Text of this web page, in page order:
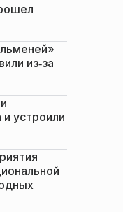
из‑за
устроили